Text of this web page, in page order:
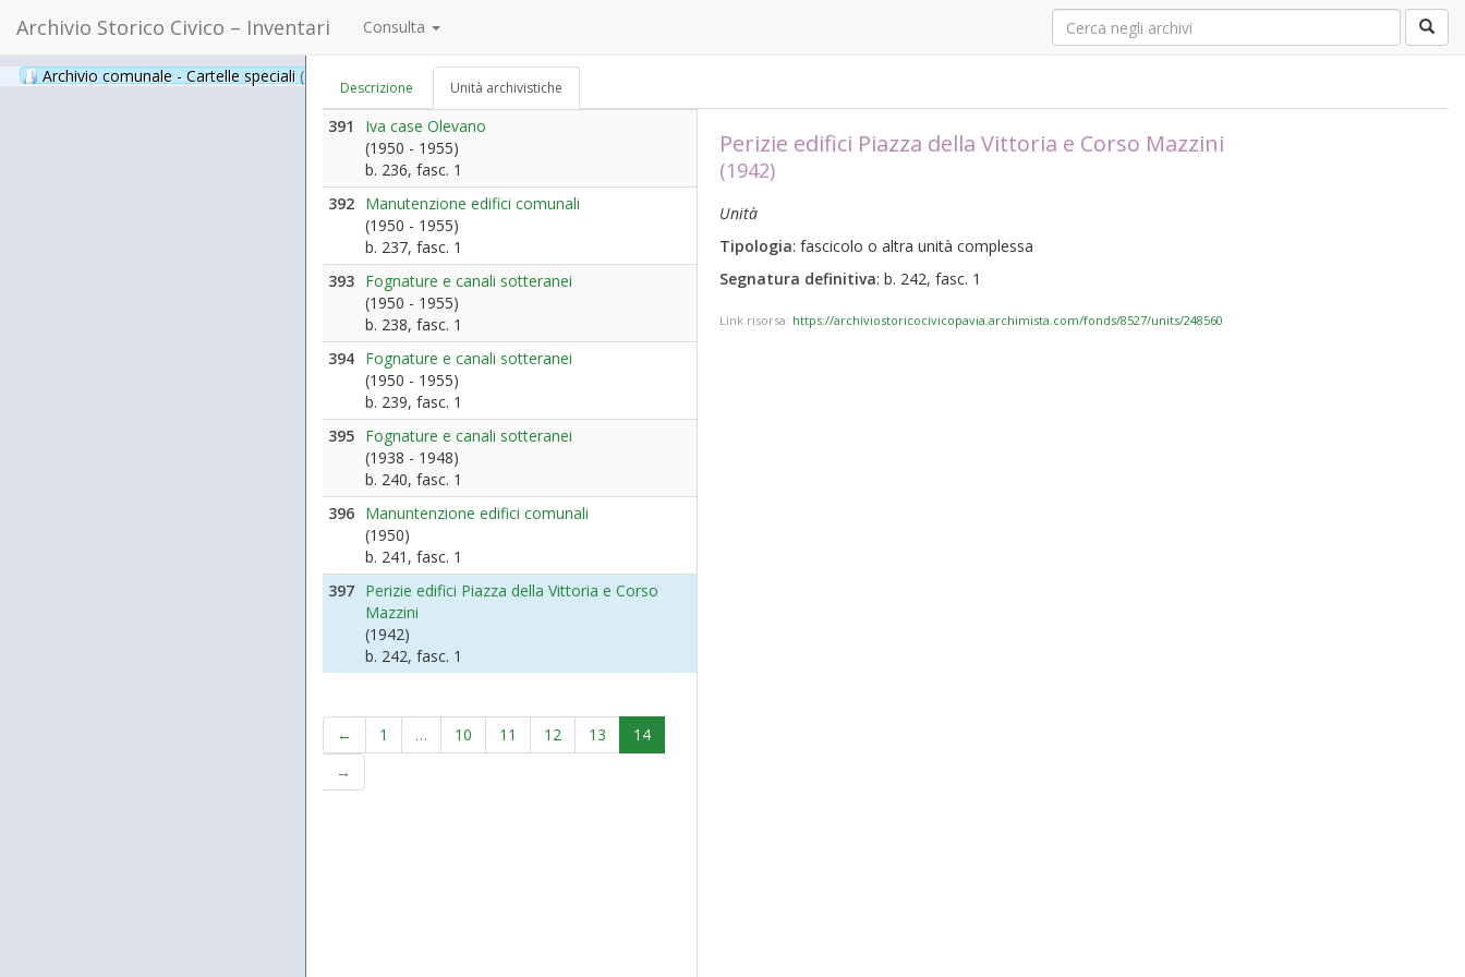
Archivio Storico Civico – Inventari Consulta
Archivio comunale - Cartelle speciali (397)
Descrizione Unità archivistiche
391
Iva case Olevano
(1950 - 1955)
b. 236, fasc. 1
392 Manutenzione edifici comunali
(1950 - 1955)
b. 237, fasc. 1
393 Fognature e canali sotteranei
(1950 - 1955)
b. 238, fasc. 1
394 Fognature e canali sotteranei
(1950 - 1955)
b. 239, fasc. 1
395 Fognature e canali sotteranei
(1938 - 1948)
b. 240, fasc. 1
396 Manuntenzione edifici comunali
(1950)
b. 241, fasc. 1
397 Perizie edifici Piazza della Vittoria e Corso
Mazzini
(1942)
b. 242, fasc. 1
← 1 … 10 11 12 13
14
→
Perizie edifici Piazza della Vittoria e Corso Mazzini
(1942)
Unità
Tipologia: fascicolo o altra unità complessa
Segnatura definitiva: b. 242, fasc. 1
Link risorsa: https://archiviostoricocivicopavia.archimista.com/fonds/8527/units/248560